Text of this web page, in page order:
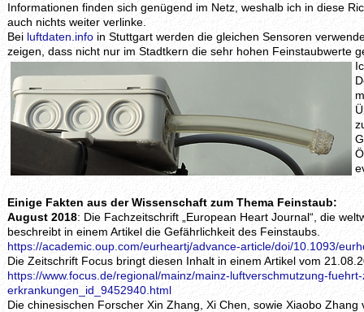
Informationen finden sich genügend im Netz, weshalb ich in diese
auch nichts weiter verlinke.
Bei luftdaten.info in Stuttgart werden die gleichen Sensoren
zeigen, dass nicht nur im Stadtkern die sehr hohen Feinstaubwerte
Einige Fakten aus der Wissenschaft zum Thema Feinstaub:
August 2018: Die Fachzeitschrift „European Heart Journal“, die
beschreibt in einem Artikel die Gefährlichkeit des Feinstaubs.
https://academic.oup.com/eurheartj/advance-article/doi/10.1093/
Die Zeitschrift Focus bringt diesen Inhalt in einem Artikel vom
https://www.focus.de/regional/mainz/mainz-luftverschmutzung-
erkrankungen_id_9452940.html
Die chinesischen Forscher Xin Zhang, Xi Chen, sowie Xiaobo